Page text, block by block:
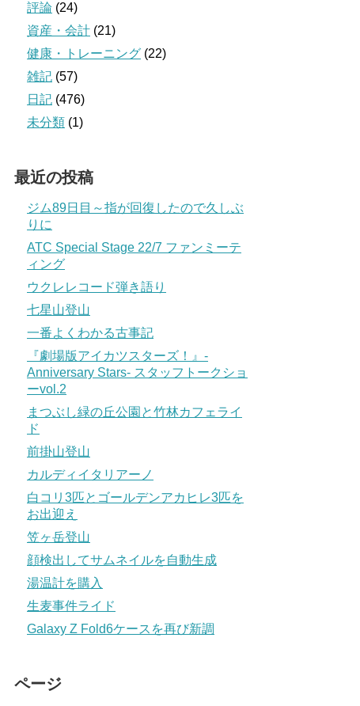
評論 (24)
資産・会計 (21)
健康・トレーニング (22)
雑記 (57)
日記 (476)
未分類 (1)
最近の投稿
ジム89日目～指が回復したので久しぶ
りに
ATC Special Stage 22/7 ファンミーテ
ィング
ウクレレコード弾き語り
七星山登山
一番よくわかる古事記
『劇場版アイカツスターズ！』-
Anniversary Stars- スタッフトークショ
ーvol.2
まつぶし緑の丘公園と竹林カフェライ
ド
前掛山登山
カルディイタリアーノ
白コリ3匹とゴールデンアカヒレ3匹を
お出迎え
笠ヶ岳登山
顔検出してサムネイルを自動生成
湯温計を購入
生麦事件ライド
Galaxy Z Fold6ケースを再び新調
ページ